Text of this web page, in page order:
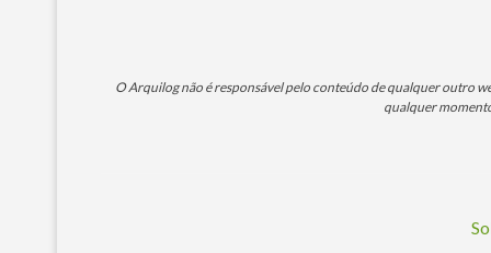
O Arquilog não é responsável pelo conteúdo de qualquer outro
qualquer